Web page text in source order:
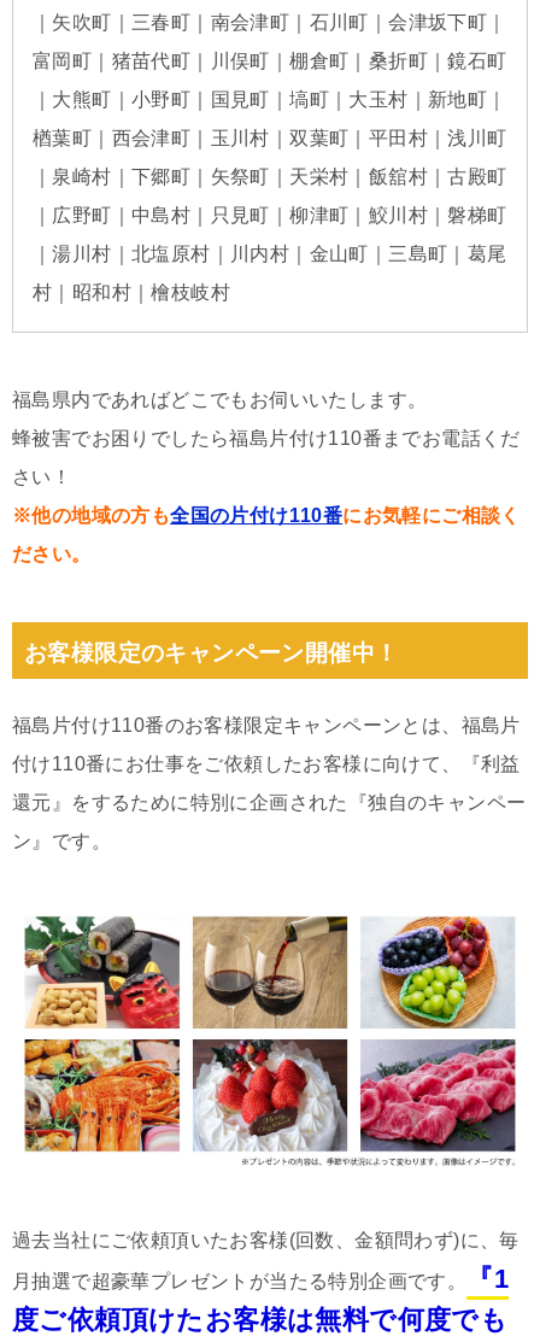
｜矢吹町｜三春町｜南会津町｜石川町｜会津坂下町｜
富岡町｜猪苗代町｜川俣町｜棚倉町｜桑折町｜鏡石町
｜大熊町｜小野町｜国見町｜塙町｜大玉村｜新地町｜
楢葉町｜西会津町｜玉川村｜双葉町｜平田村｜浅川町
｜泉崎村｜下郷町｜矢祭町｜天栄村｜飯舘村｜古殿町
｜広野町｜中島村｜只見町｜柳津町｜鮫川村｜磐梯町
｜湯川村｜北塩原村｜川内村｜金山町｜三島町｜葛尾
村｜昭和村｜檜枝岐村
福島県内であればどこでもお伺いいたします。
蜂被害でお困りでしたら福島片付け110番までお電話くだ
さい！
※他の地域の方も全国の片付け110番にお気軽にご相談く
ださい。
お客様限定のキャンペーン開催中！
福島片付け110番のお客様限定キャンペーンとは、福島片
付け110番にお仕事をご依頼したお客様に向けて、『利益
還元』をするために特別に企画された『独自のキャンペー
ン』です。
過去当社にご依頼頂いたお客様(回数、金額問わず)に、毎
月抽選で超豪華プレゼントが当たる特別企画です。
『1
度ご依頼頂けたお客様は無料で何度でも